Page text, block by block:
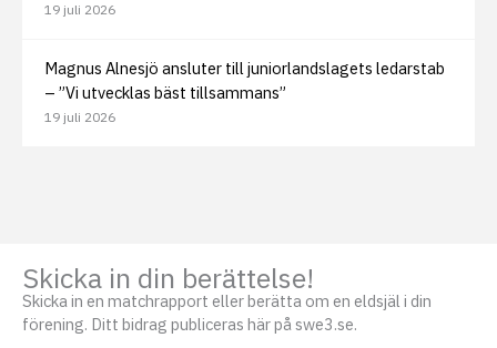
19 juli 2026
Magnus Alnesjö ansluter till juniorlandslagets ledarstab
– ”Vi utvecklas bäst tillsammans”
19 juli 2026
Skicka in din berättelse!
Skicka in en matchrapport eller berätta om en eldsjäl i din
förening. Ditt bidrag publiceras här på swe3.se.